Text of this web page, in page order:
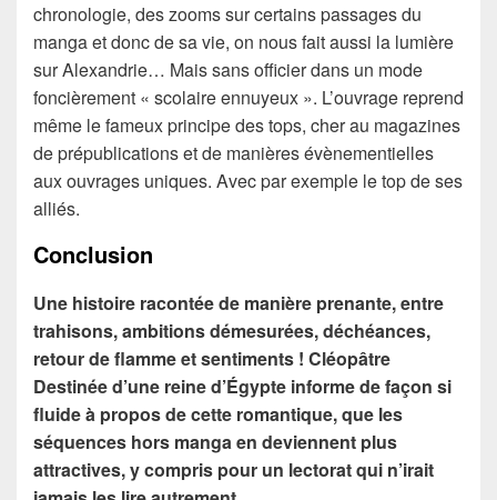
chronologie, des zooms sur certains passages du
manga et donc de sa vie, on nous fait aussi la lumière
sur Alexandrie… Mais sans officier dans un mode
foncièrement « scolaire ennuyeux ». L’ouvrage reprend
même le fameux principe des tops, cher au magazines
de prépublications et de manières évènementielles
aux ouvrages uniques. Avec par exemple le top de ses
alliés.
Conclusion
Une histoire racontée de manière prenante, entre
trahisons, ambitions démesurées, déchéances,
retour de flamme et sentiments ! Cléopâtre
Destinée d’une reine d’Égypte informe de façon si
fluide à propos de cette romantique, que les
séquences hors manga en deviennent plus
attractives, y compris pour un lectorat qui n’irait